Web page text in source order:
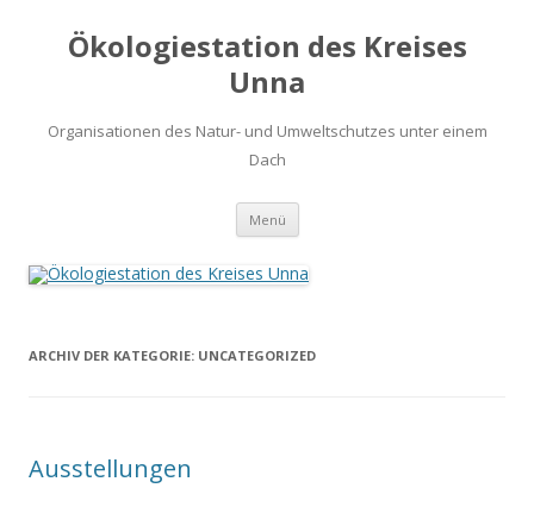
Ökologiestation des Kreises
Unna
Organisationen des Natur- und Umweltschutzes unter einem
Dach
Menü Zum
springen
ARCHIV DER KATEGORIE: UNCATEGORIZED
Ausstellungen